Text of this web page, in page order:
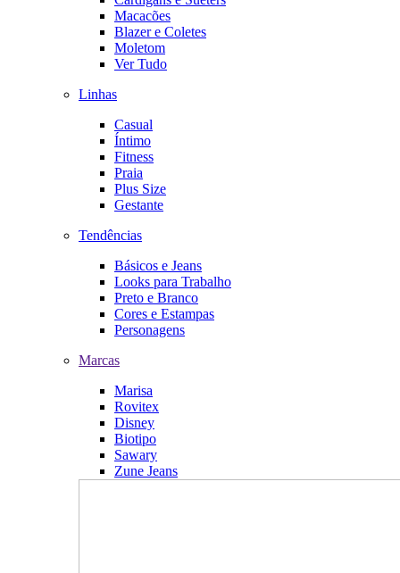
Macacões
Blazer e Coletes
Moletom
Ver Tudo
Linhas
Casual
Íntimo
Fitness
Praia
Plus Size
Gestante
Tendências
Básicos e Jeans
Looks para Trabalho
Preto e Branco
Cores e Estampas
Personagens
Marcas
Marisa
Rovitex
Disney
Biotipo
Sawary
Zune Jeans